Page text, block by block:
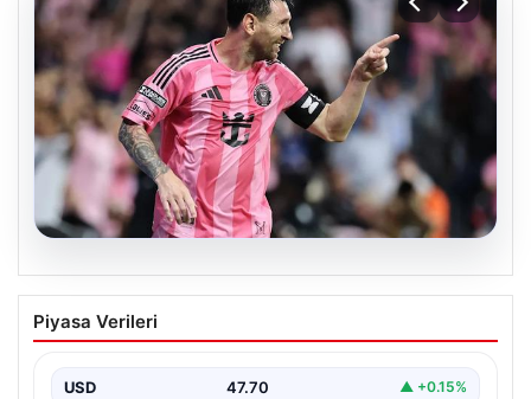
Dünya Kupası rüzgârı sürüyor: Messi
Inter Miami’nin geri dönüşünü başlattı
karşısında geriye düştüğü bir mücadelede sahadan…
Piyasa Verileri
USD 47.70 ▲ +0.15%